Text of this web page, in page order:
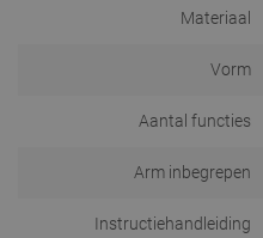
Materiaal
Vorm
Aantal functies
Arm inbegrepen
Instructiehandleiding